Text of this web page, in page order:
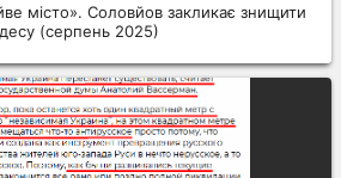
місто». Соловйов закликає знищити
(серпень 2025)